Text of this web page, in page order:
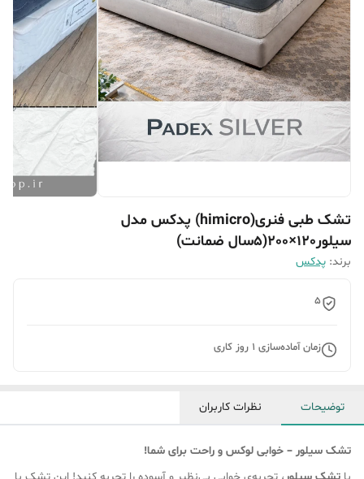
تشک طبی فنری(himicro) پدکس مدل
سیلور120×200(5سال ضمانت)
برند: پدکس
5
زمان آماده‌سازی 1 روز کاری
توضیحات نظرات کاربران
تشک سیلور – خوابی لوکس و راحت برای شما!